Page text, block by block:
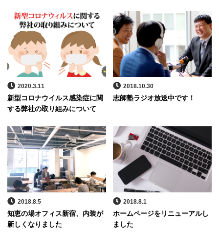
2020.3.11
新型コロナウイルス感染症に関
する弊社の取り組みについて
2018.10.30
志師塾ラジオ放送中です！
2018.8.5
知恵の場オフィス新宿、内装が
新しくなりました
2018.8.1
ホームページをリニューアルし
ました